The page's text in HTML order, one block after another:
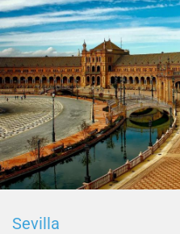
Sevilla